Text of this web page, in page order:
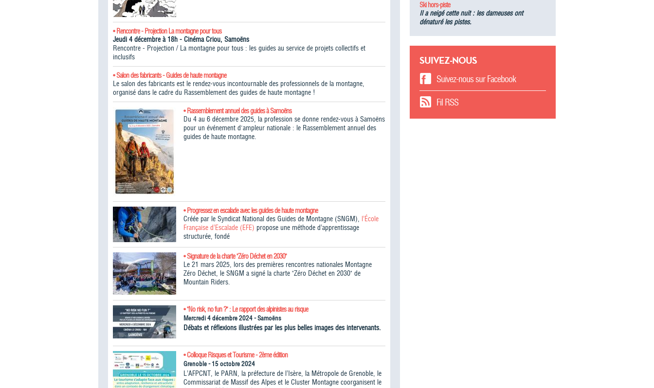
• Rencontre - Projection La montagne pour tous
Jeudi 4 décembre à 18h - Cinéma Criou, Samoëns
Rencontre - Projection / La montagne pour tous : les guides au service de projets collectifs et
inclusifs
• Salon des fabricants - Guides de haute montagne
Le salon des fabricants est le rendez-vous incontournable des professionnels de la montagne,
organisé dans le cadre du Rassemblement des guides de haute montagne !​
• Rassemblement annuel des guides à Samoëns
Du 4 au 6 décembre 2025, la profession se donne rendez-vous à Samoëns
pour un événement d'ampleur nationale : le Rassemblement annuel des
guides de haute montagne.
• Progressez en escalade avec les guides de haute montagne
Créée par le Syndicat National des Guides de Montagne (SNGM), l’École
Française d’Escalade (EFE) propose une méthode d’apprentissage
structurée, fondé
• Signature de la charte "Zéro Déchet en 2030"
Le 21 mars 2025, lors des premières rencontres nationales Montagne
Zéro Déchet, le SNGM a signé la charte "Zéro Déchet en 2030" de
Mountain Riders.
• "No risk, no fun ?" : Le rapport des alpinistes au risque
Mercredi 4 décembre 2024 - Samoëns
Débats et réflexions illustrées par les plus belles images des intervenants.
• Colloque Risques et Tourisme - 2ème édition
Grenoble - 15 octobre 2024
L’AFPCNT, le PARN, la préfecture de l’Isère, la Métropole de Grenoble, le
Commissariat de Massif des Alpes et le Cluster Montagne coorganisent le
Ski hors-piste
Il a neigé cette nuit : les dameuses ont
dénaturé les pistes.
SUIVEZ-NOUS
Suivez-nous sur Facebook
Fil RSS